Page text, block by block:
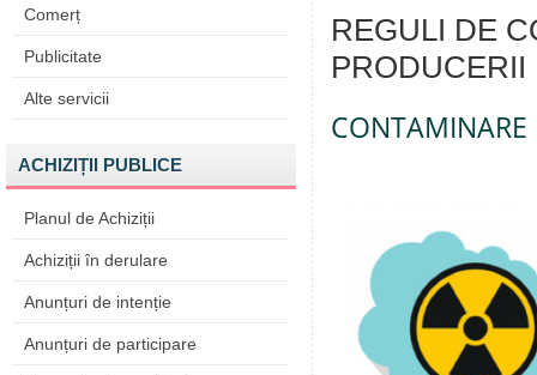
Comerț
Publicitate
Alte servicii
ACHIZIȚII PUBLICE
Planul de Achiziții
Achiziții în derulare
Anunțuri de intenție
Anunțuri de participare
REGULI DE